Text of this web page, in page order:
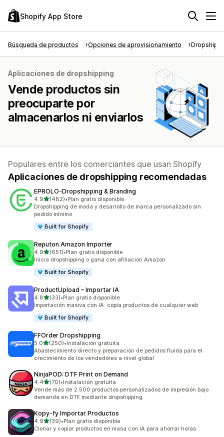
Shopify App Store
Búsqueda de productos Opciones de aprovisionamiento
Aplicaciones de dropshipping
Vende productos sin
preocuparte por
almacenarlos ni enviarlos
Populares entre los comerciantes que usan Shopify
Aplicaciones de dropshipping recomendadas
EPROLO‑Dropshipping & Branding
4.9de 5 estrellas
(482)
482 reseñas en total
•Plan gratis disponible
Dropshipping de moda y desarrollo de marca personalizado sin
pedido mínimo
Built for Shopify
Reputon Amazon Importer
4.9de 5 estrellas
(651)
651 reseñas en total
•Plan gratis disponible
Inicia dropshipping o gana con afiliación Amazon
Built for Shopify
ProductUpload – Importar IA
4.8de 5 estrellas
(33)
33 reseñas en total
•Plan gratis disponible
Importación masiva con IA: copia productos de cualquier web
Built for Shopify
FFOrder Dropshipping
5.0de 5 estrellas
(250)
250 reseñas en total
•Instalación gratuita
Abastecimiento directo y preparación de pedidos fluida para el
crecimiento de los vendedores a nivel global
NinjaPOD: DTF Print on Demand
4.4de 5 estrellas
(70)
70 reseñas en total
•Instalación gratuita
Vende más de 2.500 productos personalizados de impresión bajo
demanda en DTF mediante dropshipping
Kopy‑fy Importar Productos
4.9de 5 estrellas
(39)
39 reseñas en total
•Plan gratis disponible
Clonar y copiar productos en masa con IA para ahorrar horas